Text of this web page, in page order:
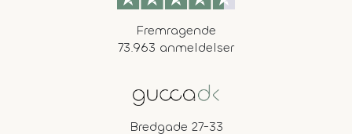
Fremragende
73.963 anmeldelser
Bredgade 27-33